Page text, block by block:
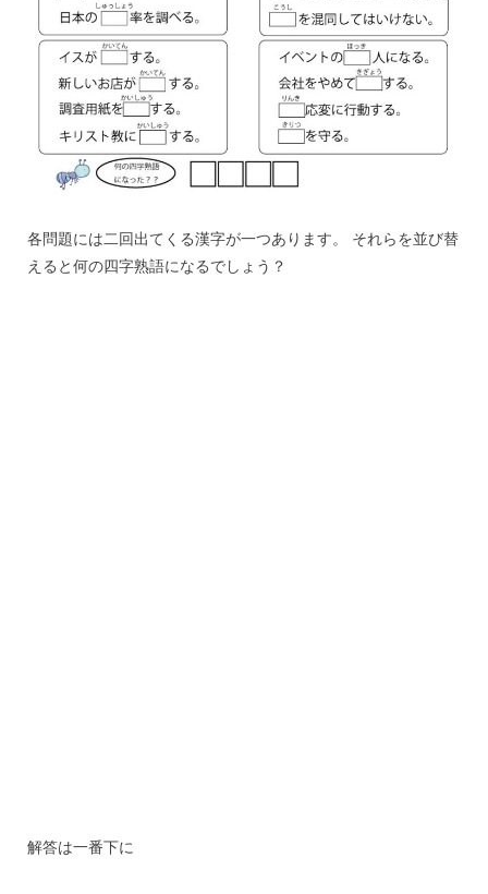
各問題には二回出てくる漢字が一つあります。 それらを並び替
えると何の四字熟語になるでしょう？
解答は一番下に